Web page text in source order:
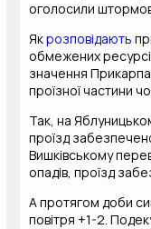
оголосили
Якрозповідають
обмежених
значення
проїзної частини
Так, на
проїзд
Вишківському
опадів, проїзд
А протягом доби
повітря +1-2.